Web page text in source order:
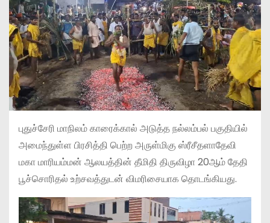
புதுச்சேரி மாநிலம் காரைக்கால் அடுத்த நல்லம்பல் பகுதியில்
அமைந்துள்ள பிரசித்தி பெற்ற அருள்மிகு ஸ்ரீசீதளாதேவி
மகா மாரியம்மன் ஆலயத்தின் தீமிதி திருவிழா 20ஆம் தேதி
பூச்சொரிதல் உற்சவத்துடன் விமரிசையாக தொடங்கியது.